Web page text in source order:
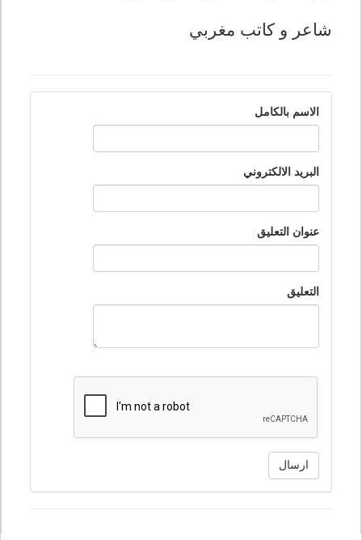
شاعر و كاتب مغربي
الاسم بالكامل
البريد الالكتروني
عنوان التعليق
التعليق
ارسال